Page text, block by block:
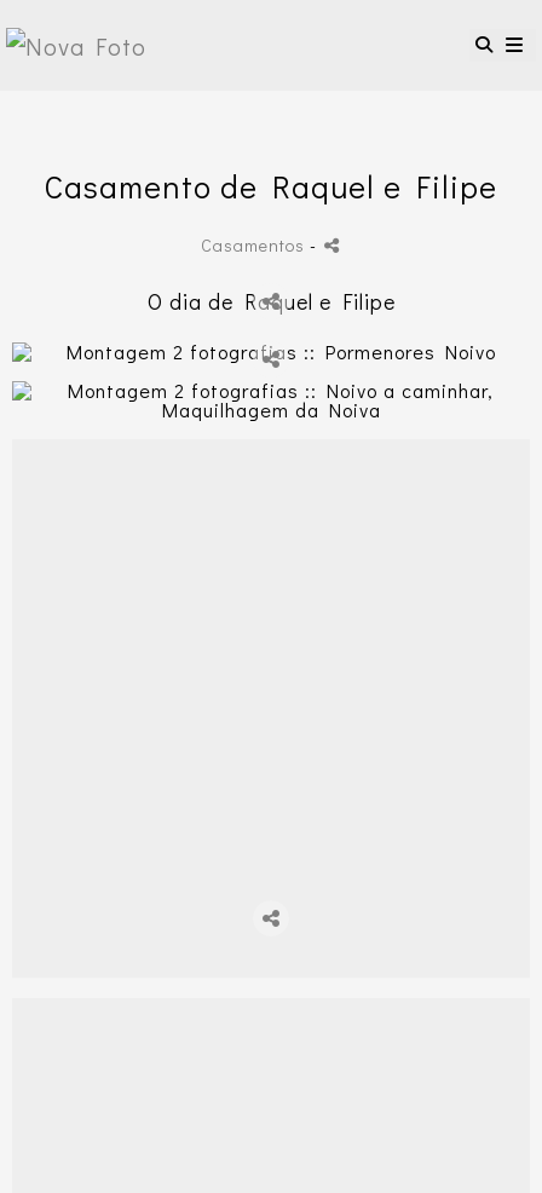
Casamento de Raquel e Filipe
Casamentos -
O dia de Raquel e Filipe